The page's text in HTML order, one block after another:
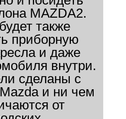
MAZDA2.
также
приборную
и даже
внутри.
сделаны с
и ни чем
от